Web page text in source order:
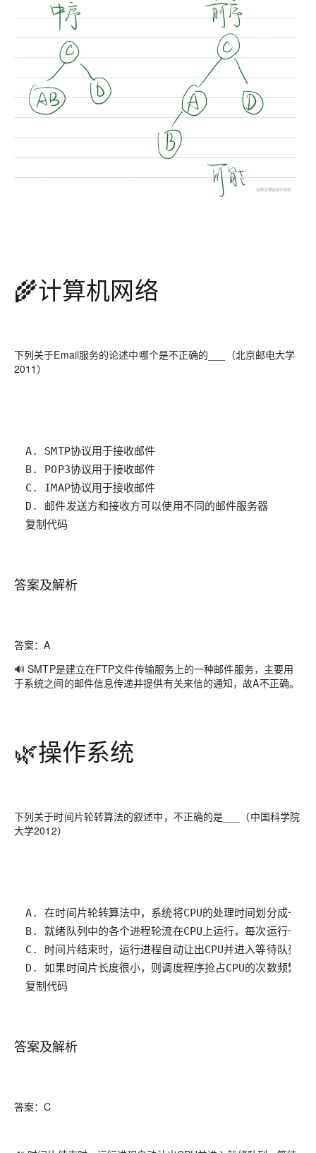
🌾计算机网络
下列关于Email服务的论述中哪个是不正确的___（北京邮电大学
2011）
复制代码
答案及解析
答案：A
🔊 SMTP是建立在FTP文件传输服务上的一种邮件服务，主要用
于系统之间的邮件信息传递并提供有关来信的通知，故A不正确。
🌿操作系统
下列关于时间片轮转算法的叙述中，不正确的是___（中国科学院
大学2012）
复制代码
答案及解析
答案：C